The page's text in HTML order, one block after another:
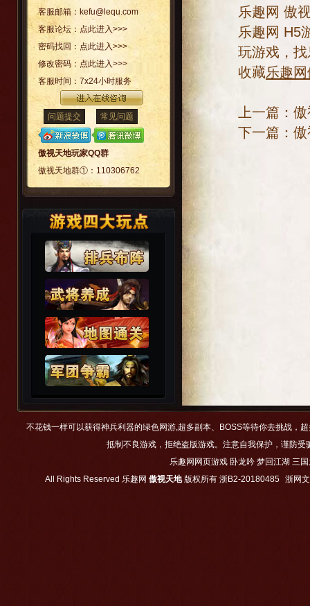
客服邮箱： kefu@lequ.com
客服论坛： 点此进入>>>
密码找回： 点此进入>>>
修改密码： 点此进入>>>
客服时间： 7x24小时服务
问题提交 常见问题
傲视天地玩家QQ群
傲视天地群①： 110306762
乐趣网 傲
乐趣网 H5
玩游戏，
收藏乐趣
上一篇：
下一篇：
不花钱一样可以获得神兵利器的绿色网游,超多副本、BOSS等待你去挑战，
抵制不良游戏，拒绝盗版游戏。注意自我保护，谨防
乐趣网网页游戏 卧龙吟 梦回江湖 三
All Rights Reserved 乐趣网 傲视天地版权所有 浙B2-20180485 浙网